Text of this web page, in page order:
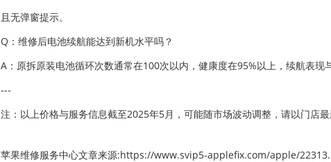
且无弹窗提示。
Q：维修后电池续航能达到新机水平吗？
A：原拆原装电池循环次数通常在100次以内，健康度在95%以上，续航表现
---
注：以上价格与服务信息截至2025年5月，可能随市场波动调整，请以门店最
苹果维修服务中心文章来源:https://www.svip5-applefix.com/apple/